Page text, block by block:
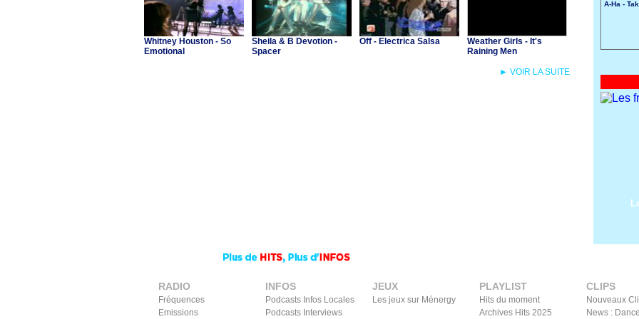
Whitney Houston - So
Emotional
Sheila & B Devotion -
Spacer
Off - Electrica Salsa
Weather Girls - It's
Raining Men
► VOIR LA SUITE
A-Ha -
RADIO
Fréquences
Emissions
INFOS
Podcasts Infos Locales
Podcasts Interviews
JEUX
Les jeux sur Ménergy
PLAYLIST
Hits du moment
Archives Hits 2025
CLIPS
Nouveaux
News :